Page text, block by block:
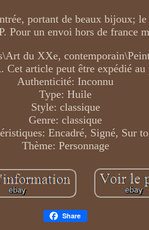
portant de beaux bijoux;
Pour un envoi hors de france
du XXe,
Cet article peut être expédié au
Authenticité: Inconnu
Type: Huile
Style: classique
Genre: classique
Encadré, Signé, Sur
Thème: Personnage
Share